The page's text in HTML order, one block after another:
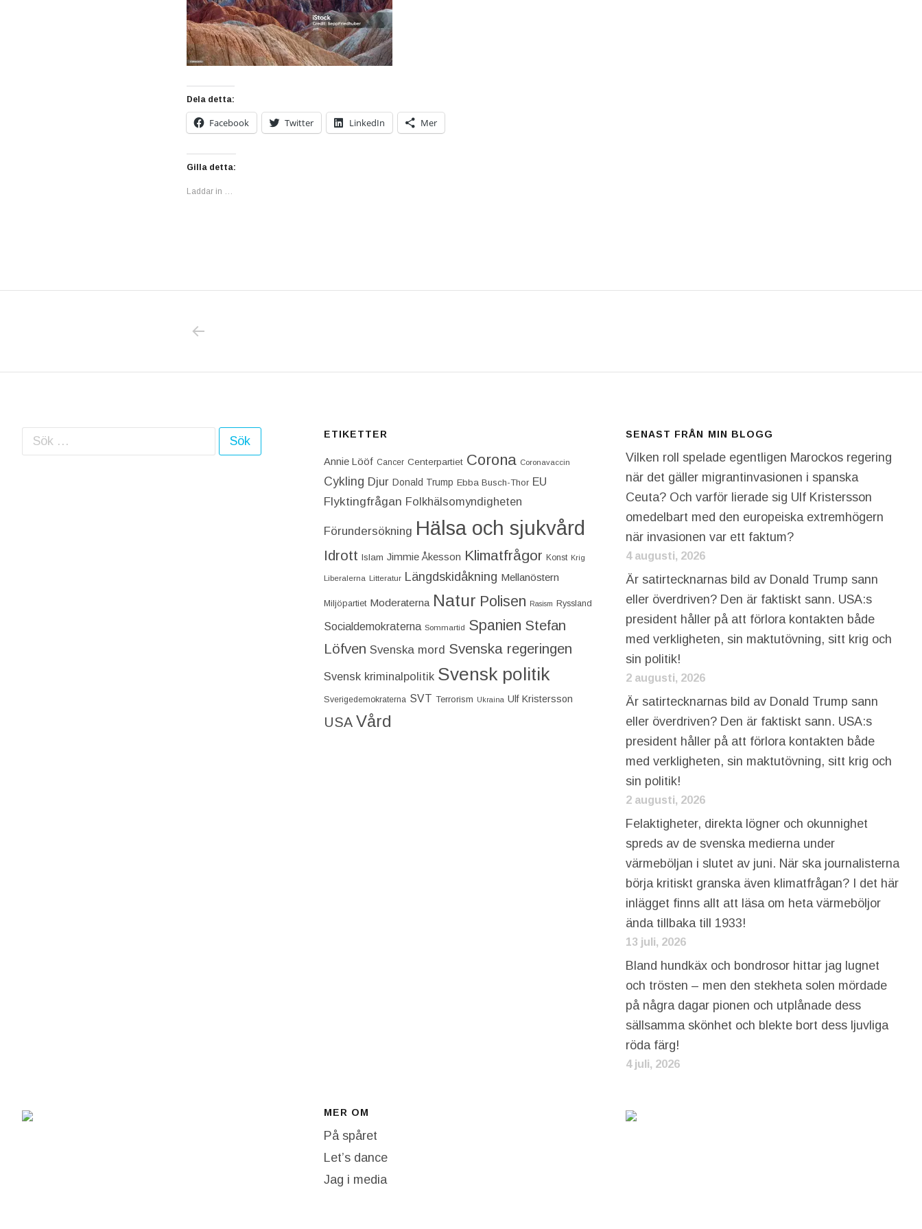
Dela detta:
Facebook Twitter LinkedIn Mer
Gilla detta:
Laddar in …
Sök efter: ETIKETTER
Annie Lööf Cancer Centerpartiet‎ Corona Coronavaccin
Cykling Djur Donald Trump Ebba Busch-Thor EU
Flyktingfrågan Folkhälsomyndigheten
Förundersökning Hälsa och sjukvård
Idrott Islam Jimmie Åkesson Klimatfrågor Konst Krig
Liberalerna Litteratur Längdskidåkning Mellanöstern
Miljöpartiet Moderaterna Natur Polisen Rasism Ryssland
Socialdemokraterna Sommartid Spanien Stefan
Löfven Svenska mord Svenska regeringen
Svensk kriminalpolitik Svensk politik
Sverigedemokraterna SVT Terrorism Ukraina Ulf Kristersson
USA Vård
SENAST FRÅN MIN BLOGG
Vilken roll spelade egentligen Marockos regering
när det gäller migrantinvasionen i spanska
Ceuta? Och varför lierade sig Ulf Kristersson
omedelbart med den europeiska extremhögern
när invasionen var ett faktum?
4 augusti, 2026
Är satirtecknarnas bild av Donald Trump sann
eller överdriven? Den är faktiskt sann. USA:s
president håller på att förlora kontakten både
med verkligheten, sin maktutövning, sitt krig och
sin politik!
2 augusti, 2026
Är satirtecknarnas bild av Donald Trump sann
eller överdriven? Den är faktiskt sann. USA:s
president håller på att förlora kontakten både
med verkligheten, sin maktutövning, sitt krig och
sin politik!
2 augusti, 2026
Felaktigheter, direkta lögner och okunnighet
spreds av de svenska medierna under
värmeböljan i slutet av juni. När ska journalisterna
börja kritiskt granska även klimatfrågan? I det här
inlägget finns allt att läsa om heta värmeböljor
ända tillbaka till 1933!
13 juli, 2026
Bland hundkäx och bondrosor hittar jag lugnet
och trösten – men den stekheta solen mördade
på några dagar pionen och utplånade dess
sällsamma skönhet och blekte bort dess ljuvliga
röda färg!
4 juli, 2026
MER OM
På spåret
Let’s dance
Jag i media